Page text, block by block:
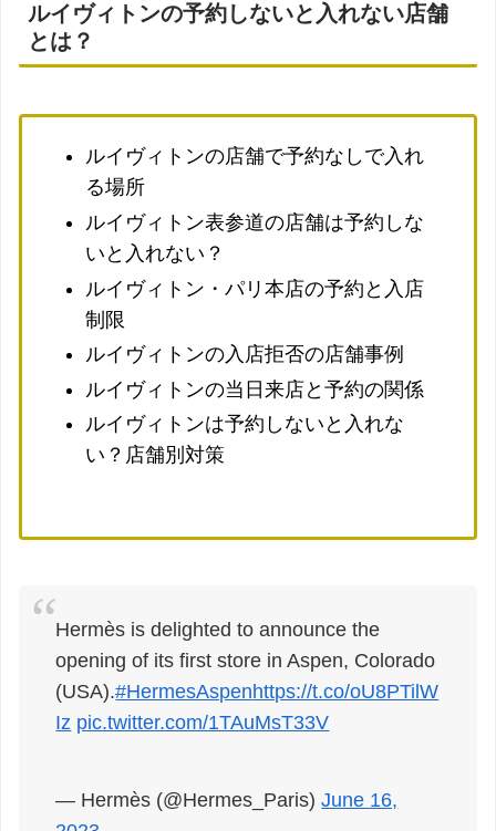
ルイヴィトンの予約しないと入れない店舗
とは？
ルイヴィトンの店舗で予約なしで入れ
る場所
ルイヴィトン表参道の店舗は予約しな
いと入れない？
ルイヴィトン・パリ本店の予約と入店
制限
ルイヴィトンの入店拒否の店舗事例
ルイヴィトンの当日来店と予約の関係
ルイヴィトンは予約しないと入れな
い？店舗別対策
Hermès is delighted to announce the
opening of its first store in Aspen, Colorado
(USA).#HermesAspenhttps://t.co/oU8PTilW
Iz pic.twitter.com/1TAuMsT33V
— Hermès (@Hermes_Paris)June 16,